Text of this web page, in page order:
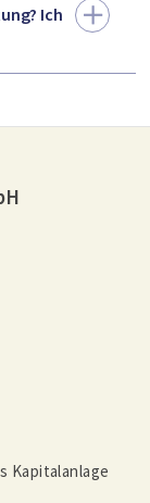
Ich
Kapitalanlage